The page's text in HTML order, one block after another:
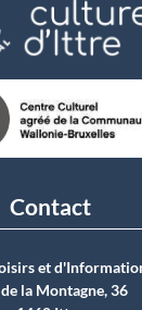
Contact
et
de la Montagne, 36